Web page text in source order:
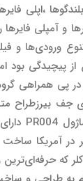
،اپلی
و آمپلی
ورودی‌ها و
کلر که